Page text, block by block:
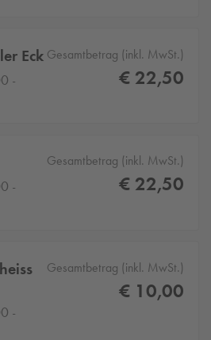
Eck
-
Gesamtbetrag (inkl. MwSt.)
€ 22,50
-
Gesamtbetrag (inkl. MwSt.)
€ 22,50
-
Gesamtbetrag (inkl. MwSt.)
€ 10,00